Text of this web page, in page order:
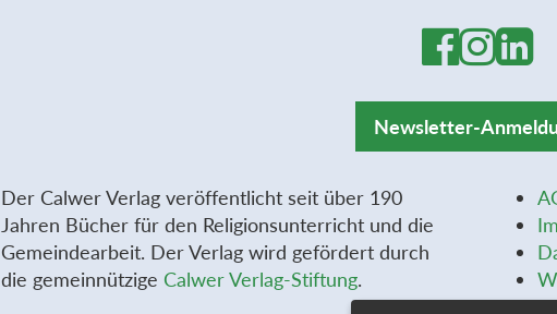
Newsletter-
Der Calwer Verlag veröffentlicht seit über 190
Jahren Bücher für den Religionsunterricht und die
Gemeindearbeit. Der Verlag wird gefördert durch
die gemeinnützige Calwer Verlag-Stiftung.